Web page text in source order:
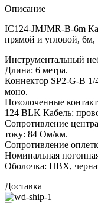
Описание
IC124-JMJMR-B-6m
прямой и угловой, 6м,
Инструментальный
Длина: 6 метра.
Коннектор SP2-G-B
моно.
Позолоченные
124 BLK Кабель:
Сопротивление
току: 84 Ом/км.
Сопротивление
Номинальная
Оболочка: ПВХ,
Доставка